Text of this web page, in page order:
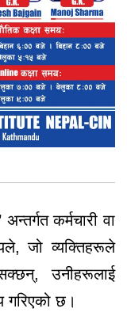
कर्मचारी वा
जो व्यक्तिहरूले
उनीहरूलाई
गरिएको छ।